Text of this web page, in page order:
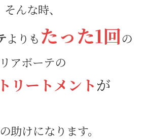
そんな時、
よりも たった1回の
リアボーテの
リートメントが
助けになります。